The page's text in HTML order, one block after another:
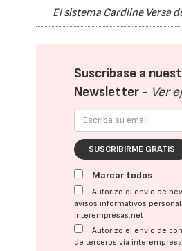
El sistema Cardline Versa
Suscríbase a
Newsletter - Ver
SUSCRIBIRME GRATIS
Marcar todos
Autorizo el envío de
avisos informativos
interempresas.net
Autorizo el envío de
de terceros vía